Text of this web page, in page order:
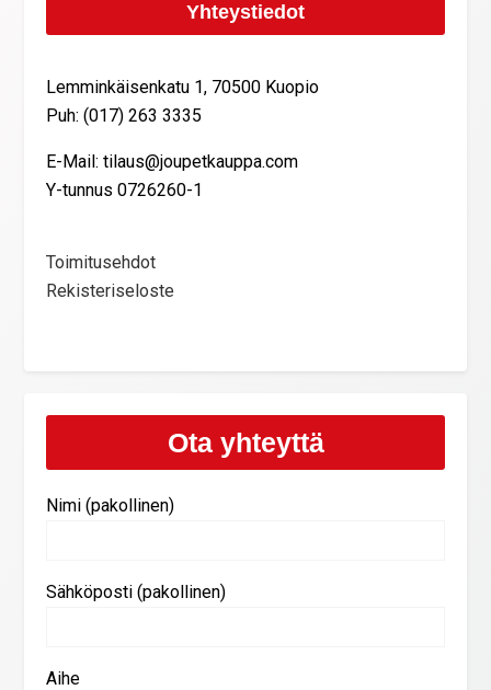
Yhteystiedot
Lemminkäisenkatu 1, 70500 Kuopio
Puh: (017) 263 3335
E-Mail: tilaus@joupetkauppa.com
Y-tunnus 0726260-1
Toimitusehdot
Rekisteriseloste
Ota yhteyttä
Nimi (pakollinen)
Sähköposti (pakollinen)
Aihe